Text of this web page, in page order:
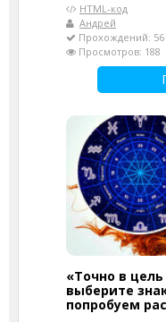
HTML-код
Андрей
Прохождений: 56
Просмотров: 188
«Точно в
выберите
попробуем